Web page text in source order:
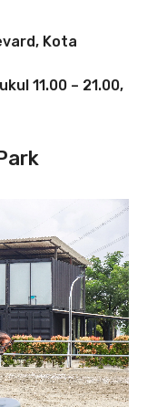
Kota
11.00 – 21.00,